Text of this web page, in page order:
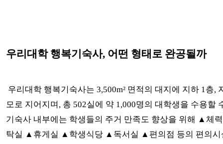
우리대학 행복기숙사, 어떤 형태로 완공될까
우리대학 행복기숙사는 3,500m² 면적의 대지에 지하 1층,
모로 지어지며, 총 502실에 약 1,000명의 대학생을 수용할
기숙사 내부에는 학생들의 주거 만족도 향상을 위해 ▲체
탁실 ▲휴게실 ▲학생식당 ▲독서실 ▲편의점 등의 편의시